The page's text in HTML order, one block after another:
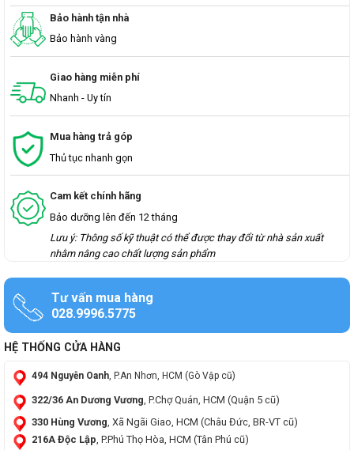
Bảo hành tận nhà
Bảo hành vàng
Giao hàng miễn phí
Nhanh - Uy tín
Mua hàng trả góp
Thủ tục nhanh gọn
Cam kết chính hãng
Bảo dưỡng lên đến 12 tháng
Lưu ý: Thông số kỹ thuật có thể được thay đổi từ nhà sản xuất
nhằm nâng cao chất lượng sản phẩm
Tư vấn mua hàng
028.9996.5775
HỆ THỐNG CỬA HÀNG
494 Nguyễn Oanh, P.An Nhơn, HCM (Gò Vập cũ)
322/36 An Dương Vương, P.Chợ Quán, HCM (Quận 5 cũ)
330 Hùng Vương , Xã Ngãi Giao, HCM (Châu Đức, BR-VT cũ)
216A Độc Lập, P.Phú Thọ Hòa, HCM (Tân Phú cũ)